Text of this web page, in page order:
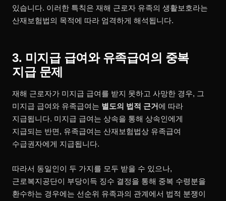
있습니다. 이러한 특칙은 재해 근로자 유족의 생활보호라는
산재보험법의 목적에 따라 엄격하게 해석됩니다.
3. 미지급 급여와 유족급여의 중복
지급 문제
재해 근로자가 미지급 급여를 받지 못하고 사망한 경우, 그
미지급 급여와 유족급여는 별도의 법적 근거에 따라
지급됩니다. 미지급 급여는 상속을 통해 상속인에게
지급되는 반면, 유족급여는 산재보험법상 유족급여
수급권자에게 지급됩니다.
따라서 동일인이 두 가지를 모두 받을 수 있으나,
근로복지공단이 부당이득 징수 결정을 통해 중복 수령분을
환수하는 경우에는 선순위 유족과의 관계에서 법적 분쟁이